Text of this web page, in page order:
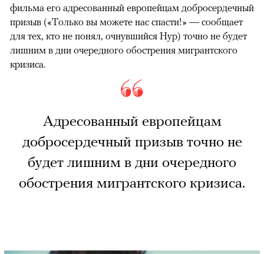
фильма его адресованный европейцам добросердечный
призыв («Только вы можете нас спасти!» — сообщает
для тех, кто не понял, очнувшийся Нур) точно не будет
лишним в дни очередного обострения мигрантского
кризиса.
Адресованный европейцам
добросердечный призыв точно не
будет лишним в дни очередного
обострения мигрантского кризиса.